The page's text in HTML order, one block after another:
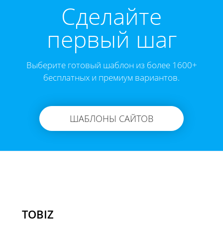
Cделайте
первый шаг
Выберите готовый шаблон из более 1600+
бесплатных и премиум вариантов.
ШАБЛОНЫ САЙТОВ
TOBIZ